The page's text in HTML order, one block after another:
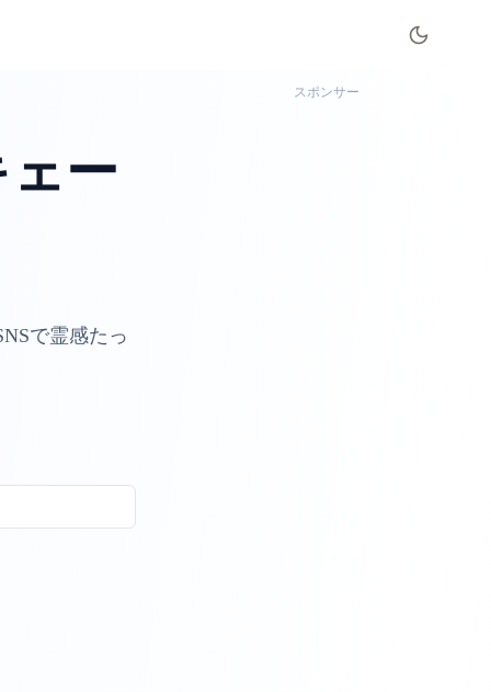
ー
で霊感たっ
スポンサー